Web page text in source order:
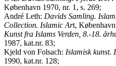
København 1970, nr. 1, s. 269;
André Leth: Davids Samling.
Collection. Islamic Art,
Kunst fra Islams Verden, 8.-18.
1987, kat.nr. 83;
Kjeld von Folsach: Islamisk kunst.
1990, kat.nr. 128;